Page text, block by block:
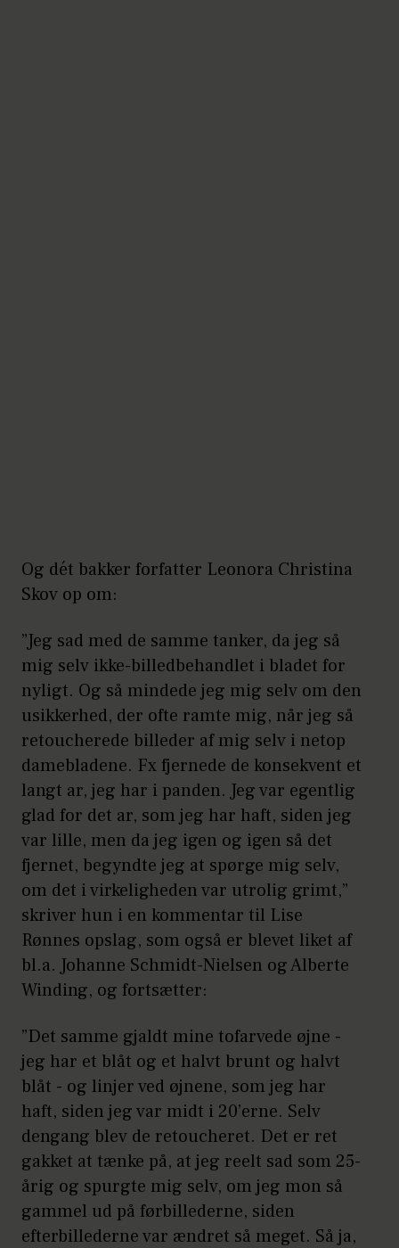
Og dét bakker forfatter Leonora Christina
Skov op om:
”Jeg sad med de samme tanker, da jeg så
mig selv ikke-billedbehandlet i bladet for
nyligt. Og så mindede jeg mig selv om den
usikkerhed, der ofte ramte mig, når jeg så
retoucherede billeder af mig selv i netop
damebladene. Fx fjernede de konsekvent et
langt ar, jeg har i panden. Jeg var egentlig
glad for det ar, som jeg har haft, siden jeg
var lille, men da jeg igen og igen så det
fjernet, begyndte jeg at spørge mig selv,
om det i virkeligheden var utrolig grimt,”
skriver hun i en kommentar til Lise
Rønnes opslag, som også er blevet liket af
bl.a. Johanne Schmidt-Nielsen og Alberte
Winding, og fortsætter:
”Det samme gjaldt mine tofarvede øjne -
jeg har et blåt og et halvt brunt og halvt
blåt - og linjer ved øjnene, som jeg har
haft, siden jeg var midt i 20’erne. Selv
dengang blev de retoucheret. Det er ret
gakket at tænke på, at jeg reelt sad som 25-
årig og spurgte mig selv, om jeg mon så
gammel ud på førbillederne, siden
efterbillederne var ændret så meget. Så ja,